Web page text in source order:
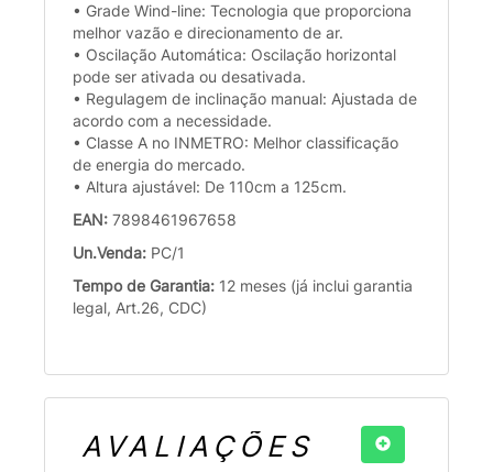
• Grade Wind-line: Tecnologia que proporciona
melhor vazão e direcionamento de ar.
• Oscilação Automática: Oscilação horizontal
pode ser ativada ou desativada.
• Regulagem de inclinação manual: Ajustada de
acordo com a necessidade.
• Classe A no INMETRO: Melhor classificação
de energia do mercado.
• Altura ajustável: De 110cm a 125cm.
EAN: 7898461967658
Un.Venda: PC/1
Tempo de Garantia: 12 meses (já inclui garantia
legal, Art.26, CDC)
AVALIAÇÕES